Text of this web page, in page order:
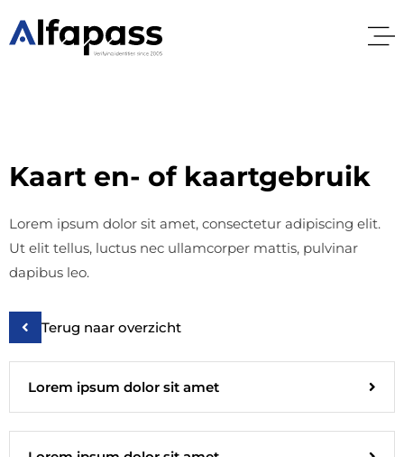
Kaart en- of kaartgebruik
Lorem ipsum dolor sit amet, consectetur adipiscing elit.
Ut elit tellus, luctus nec ullamcorper mattis, pulvinar
dapibus leo.
Terug naar overzicht
Lorem ipsum dolor sit amet